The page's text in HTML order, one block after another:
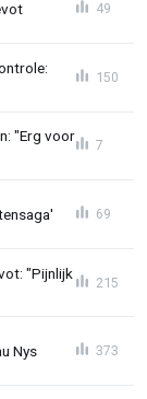
49
150
"Erg voor
7
69
"Pijnlijk
215
Nys 373